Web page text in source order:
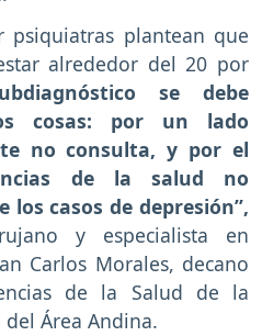
psiquiatras plantean que
alrededor del 20 por
se debe
cosas: por un lado
no consulta, y por el
de la salud no
los casos de depresión”,
y especialista en
Carlos Morales, decano
de la Salud de la
Área Andina.